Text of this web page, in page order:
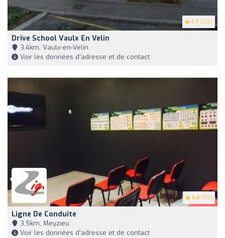
4.7 (123)
Drive School Vaulx En Velin
3,4km, Vaulx-en-Velin
Voir les données d'adresse et de contact
4.8 (99)
Ligne De Conduite
3,5km, Meyzieu
Voir les données d'adresse et de contact